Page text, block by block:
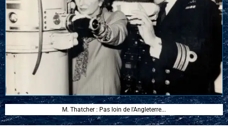
M. Thatcher : Pas loin de l'Angleterre...